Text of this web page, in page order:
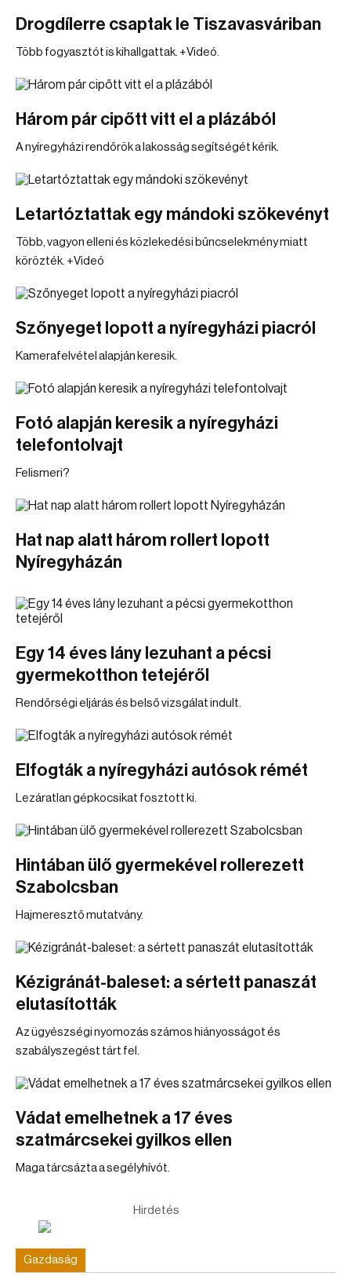
Drogdílerre csaptak le Tiszavasváriban
Több fogyasztót is kihallgattak. +Videó.
Három pár cipőtt vitt el a plázából
A nyíregyházi rendőrök a lakosság segítségét kérik.
Letartóztattak egy mándoki szökevényt
Több, vagyon elleni és közlekedési bűncselekmény miatt
körözték. +Videó
Szőnyeget lopott a nyíregyházi piacról
Kamerafelvétel alapján keresik.
Fotó alapján keresik a nyíregyházi
telefontolvajt
Felismeri?
Hat nap alatt három rollert lopott
Nyíregyházán
Egy 14 éves lány lezuhant a pécsi
gyermekotthon tetejéről
Rendőrségi eljárás és belső vizsgálat indult.
Elfogták a nyíregyházi autósok rémét
Lezáratlan gépkocsikat fosztott ki.
Hintában ülő gyermekével rollerezett
Szabolcsban
Hajmeresztő mutatvány.
Kézigránát-baleset: a sértett panaszát
elutasították
Az ügyészségi nyomozás számos hiányosságot és
szabályszegést tárt fel.
Vádat emelhetnek a 17 éves
szatmárcsekei gyilkos ellen
Maga tárcsázta a segélyhívót.
Hirdetés
Gazdaság